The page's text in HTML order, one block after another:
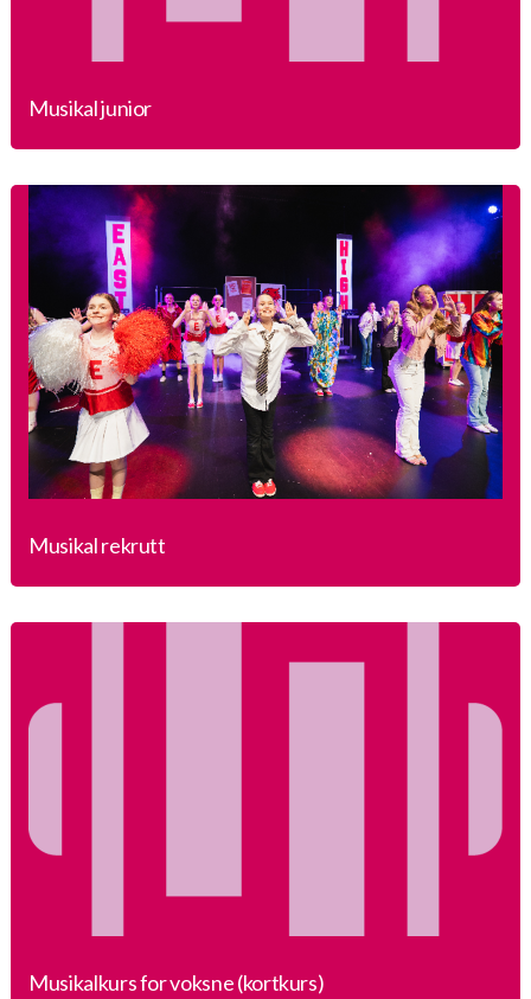
Musikal junior
Musikal rekrutt
Musikalkurs for voksne (kortkurs)